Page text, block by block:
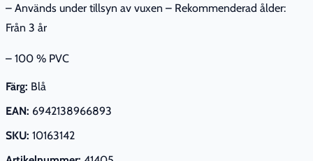
– Används under tillsyn av vuxen – Rekommenderad ålder:
Från 3 år
– 100 % PVC
Färg: Blå
EAN: 6942138966893
SKU: 10163142